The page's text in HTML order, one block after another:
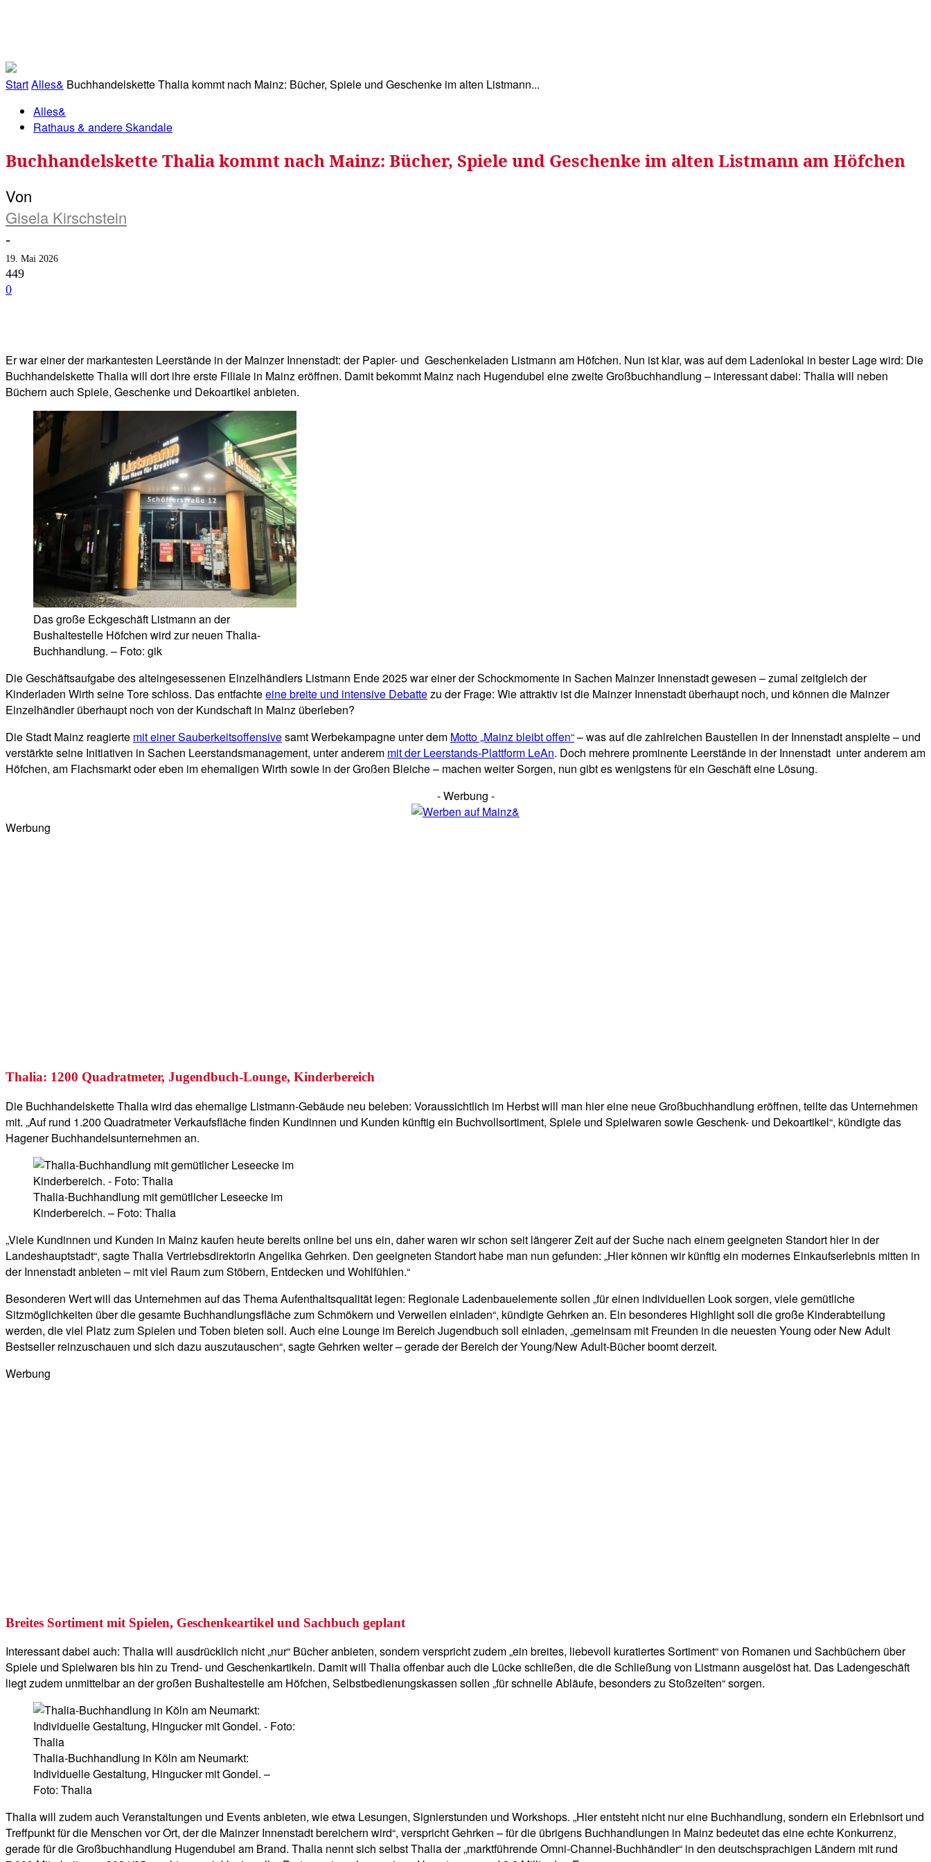
StartAlles& Buchhandelskette Thalia kommt nach Mainz: Bücher, Spiele und Geschenke im alten Listmann...
Alles&
Rathaus & andere Skandale
Buchhandelskette Thalia kommt nach Mainz: Bücher, Spiele und Geschenke im alten Listmann am Höfchen
Von
Gisela Kirschstein
-
19. Mai 2026
449
0
Er war einer der markantesten Leerstände in der Mainzer Innenstadt: der Papier- und Geschenkeladen Listmann am Höfchen. Nun ist klar, was auf dem Ladenlokal in bester Lage wird: Die
Buchhandelskette Thalia will dort ihre erste Filiale in Mainz eröffnen. Damit bekommt Mainz nach Hugendubel eine zweite Großbuchhandlung – interessant dabei: Thalia will neben
Büchern auch Spiele, Geschenke und Dekoartikel anbieten.
Das große Eckgeschäft Listmann an der
Bushaltestelle Höfchen wird zur neuen Thalia-
Buchhandlung. – Foto: gik
Die Geschäftsaufgabe des alteingesessenen Einzelhändlers Listmann Ende 2025 war einer der Schockmomente in Sachen Mainzer Innenstadt gewesen – zumal zeitgleich der
Kinderladen Wirth seine Tore schloss. Das entfachteeine breite und intensive Debattezu der Frage: Wie attraktiv ist die Mainzer Innenstadt überhaupt noch, und können die Mainzer
Einzelhändler überhaupt noch von der Kundschaft in Mainz überleben?
Die Stadt Mainz reagierte mit einer Sauberkeitsoffensivesamt Werbekampagne unter dem Motto „Mainz bleibt offen“– was auf die zahlreichen Baustellen in der Innenstadt anspielte – und
verstärkte seine Initiativen in Sachen Leerstandsmanagement, unter anderem mit der Leerstands-Plattform LeAn. Doch mehrere prominente Leerstände in der Innenstadt unter anderem am
Höfchen, am Flachsmarkt oder eben im ehemaligen Wirth sowie in der Großen Bleiche – machen weiter Sorgen, nun gibt es wenigstens für ein Geschäft eine Lösung.
- Werbung -
Werbung
Thalia: 1200 Quadratmeter, Jugendbuch-Lounge, Kinderbereich
Die Buchhandelskette Thalia wird das ehemalige Listmann-Gebäude neu beleben: Voraussichtlich im Herbst will man hier eine neue Großbuchhandlung eröffnen, teilte das Unternehmen
mit. „Auf rund 1.200 Quadratmeter Verkaufsfläche finden Kundinnen und Kunden künftig ein Buchvollsortiment, Spiele und Spielwaren sowie Geschenk- und Dekoartikel“, kündigte das
Hagener Buchhandelsunternehmen an.
Thalia-Buchhandlung mit gemütlicher Leseecke im
Kinderbereich. – Foto: Thalia
„Viele Kundinnen und Kunden in Mainz kaufen heute bereits online bei uns ein, daher waren wir schon seit längerer Zeit auf der Suche nach einem geeigneten Standort hier in der
Landeshauptstadt“, sagte Thalia Vertriebsdirektorin Angelika Gehrken. Den geeigneten Standort habe man nun gefunden: „Hier können wir künftig ein modernes Einkaufserlebnis mitten in
der Innenstadt anbieten – mit viel Raum zum Stöbern, Entdecken und Wohlfühlen.“
Besonderen Wert will das Unternehmen auf das Thema Aufenthaltsqualität legen: Regionale Ladenbauelemente sollen „für einen individuellen Look sorgen, viele gemütliche
Sitzmöglichkeiten über die gesamte Buchhandlungsfläche zum Schmökern und Verweilen einladen“, kündigte Gehrken an. Ein besonderes Highlight soll die große Kinderabteilung
werden, die viel Platz zum Spielen und Toben bieten soll. Auch eine Lounge im Bereich Jugendbuch soll einladen, „gemeinsam mit Freunden in die neuesten Young oder New Adult
Bestseller reinzuschauen und sich dazu auszutauschen“, sagte Gehrken weiter – gerade der Bereich der Young/New Adult-Bücher boomt derzeit.
Werbung
Breites Sortiment mit Spielen, Geschenkeartikel und Sachbuch geplant
Interessant dabei auch: Thalia will ausdrücklich nicht „nur“ Bücher anbieten, sondern verspricht zudem „ein breites, liebevoll kuratiertes Sortiment“ von Romanen und Sachbüchern über
Spiele und Spielwaren bis hin zu Trend- und Geschenkartikeln. Damit will Thalia offenbar auch die Lücke schließen, die die Schließung von Listmann ausgelöst hat. Das Ladengeschäft
liegt zudem unmittelbar an der großen Bushaltestelle am Höfchen, Selbstbedienungskassen sollen „für schnelle Abläufe, besonders zu Stoßzeiten“ sorgen.
Thalia-Buchhandlung in Köln am Neumarkt:
Individuelle Gestaltung, Hingucker mit Gondel. –
Foto: Thalia
Thalia will zudem auch Veranstaltungen und Events anbieten, wie etwa Lesungen, Signierstunden und Workshops. „Hier entsteht nicht nur eine Buchhandlung, sondern ein Erlebnisort und
Treffpunkt für die Menschen vor Ort, der die Mainzer Innenstadt bereichern wird“, verspricht Gehrken – für die übrigens Buchhandlungen in Mainz bedeutet das eine echte Konkurrenz,
gerade für die Großbuchhandlung Hugendubel am Brand. Thalia nennt sich selbst Thalia der „marktführende Omni-Channel-Buchhändler“ in den deutschsprachigen Ländern mit rund